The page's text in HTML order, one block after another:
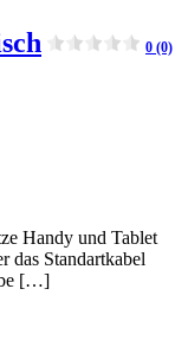
0 (0)
Handy und Tablet
das Standartkabel
[…]